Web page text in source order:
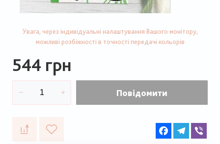
Увага, через індивідуальні налаштування Вашого монітору,
можливі розбіжності в точності передачі кольорів
544 грн
Повідомити
FacebookTelegram